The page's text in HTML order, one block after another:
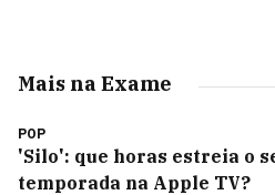
Mais na Exame
POP
'Silo': que horas estreia o
temporada na Apple TV?